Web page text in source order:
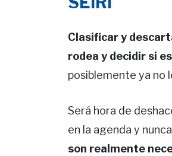
Clasificar y
rodea y decidir si
posiblemente ya no
Será hora de
en la agenda y
son realmente